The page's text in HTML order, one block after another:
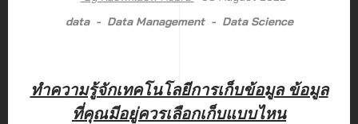
data
Data Management Data Science
ทำความรู้จักเทคโนโลยีการเก็บข้อมูล ข้อมูล
ที่คุณมีอยู่ควรเลือกเก็บแบบไหน